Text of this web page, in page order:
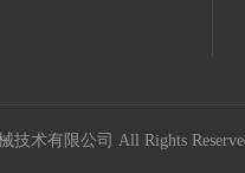
技术有限公司 All Rights